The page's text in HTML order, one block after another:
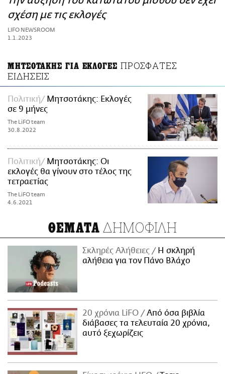
ΑΜΠΑ
PRINT
σχέση με τις εκλογές
LIFO NEWSROOM
1.1.2023
ΜΗΤΣΟΤΑΚΗΣ ΓΙΑ ΕΚΛΟΓΕΣ ΠΡΟΣΦΑΤΕΣ
ΕΙΔΗΣΕΙΣ
Πολιτική
Μητσοτάκης: Εκλογές
σε 9 μήνες
The LiFO team
30.8.2022
Πολιτική
Μητσοτάκης: Οι
εκλογές θα γίνουν στο τέλος της
τετραετίας
The LiFO team
4.6.2021
ΘΕΜΑΤΑ ΔΗΜΟΦΙΛΗ
Σκληρές Αλήθειες
H σκληρή
αλήθεια για τον Πάνο Βλάχο
20 χρόνια LiFO
Από όσα βιβλία
διάβασες τα τελευταία 20 χρόνια,
αυτό ξεχωρίζεις